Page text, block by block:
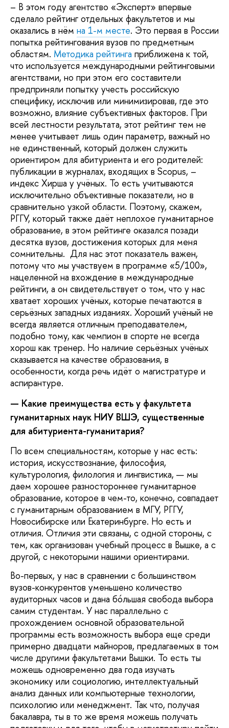
– В этом году агентство «Эксперт» впервые
сделало рейтинг отдельных факультетов и мы
оказались в нём на 1-м месте. Это первая в России
попытка рейтингования вузов по предметным
областям. Методика рейтинга приближена к той,
что используется международными рейтинговыми
агентствами, но при этом его составители
предприняли попытку учесть российскую
специфику, исключив или минимизировав, где это
возможно, влияние субъективных факторов. При
всей лестности результата, этот рейтинг тем не
менее учитывает лишь один параметр, важный но
не единственный, который должен служить
ориентиром для абитуриента и его родителей:
публикации в журналах, входящих в Scopus, –
индекс Хирша у учёных. То есть учитываются
исключительно объективные показатели, но в
сравнительно узкой области. Поэтому, скажем,
РГГУ, который также даёт неплохое гуманитарное
образование, в этом рейтинге оказался позади
десятка вузов, достижения которых для меня
сомнительны. Для нас этот показатель важен,
потому что мы участвуем в программе «5/100»,
нацеленной на вхождение в международные
рейтинги, а он свидетельствует о том, что у нас
хватает хороших учёных, которые печатаются в
серьёзных западных изданиях. Хороший учёный не
всегда является отличным преподавателем,
подобно тому, как чемпион в спорте не всегда
хорош как тренер. Но наличие серьёзных учёных
сказывается на качестве образования, в
особенности, когда речь идёт о магистратуре и
аспирантуре.
— Какие преимущества есть у факультета
гуманитарных наук НИУ ВШЭ, существенные
для абитуриента-гуманитария?
По всем специальностям, которые у нас есть:
история, искусствознание, философия,
культурология, филология и лингвистика, — мы
даем хорошее разностороннее гуманитарное
образование, которое в чем-то, конечно, совпадает
с гуманитарным образованием в МГУ, РГГУ,
Новосибирске или Екатеринбурге. Но есть и
отличия. Отличия эти связаны, с одной стороны, с
тем, как организован учебный процесс в Вышке, а с
другой, с некоторыми нашими ориентирами.
Во-первых, у нас в сравнении с большинством
вузов-конкурентов уменьшено количество
аудиторных часов и дана бóльшая свобода выбора
самим студентам. У нас параллельно с
прохождением основной образовательной
программы есть возможность выбора еще среди
примерно двадцати майноров, предлагаемых в том
числе другими факультетами Вышки. То есть ты
можешь одновременно два года изучать
экономику или социологию, интеллектуальный
анализ данных или компьютерные технологии,
психологию или менеджмент. Так что, получая
бакалавра, ты в то же время можешь получать